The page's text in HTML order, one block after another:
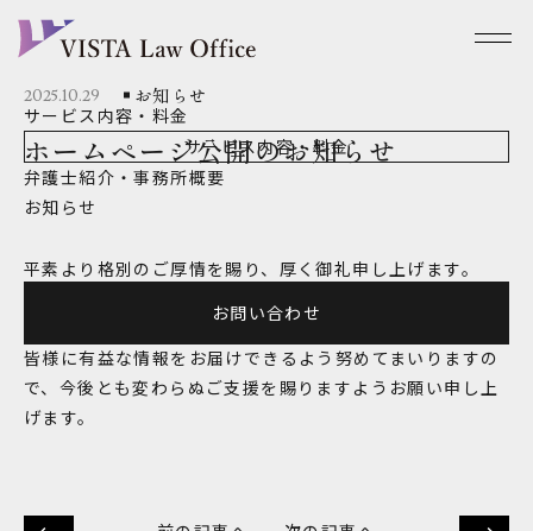
サービス内容・料金
サービス内容・料金
弁護士紹介・事務所概要
お知らせ
お問い合わせ
2025.10.29 お知らせ
ホームページ公開のお知らせ
平素より格別のご厚情を賜り、厚く御礼申し上げます。
皆様に有益な情報をお届けできるよう努めてまいりますの
で、今後とも変わらぬご支援を賜りますようお願い申し上
げます。